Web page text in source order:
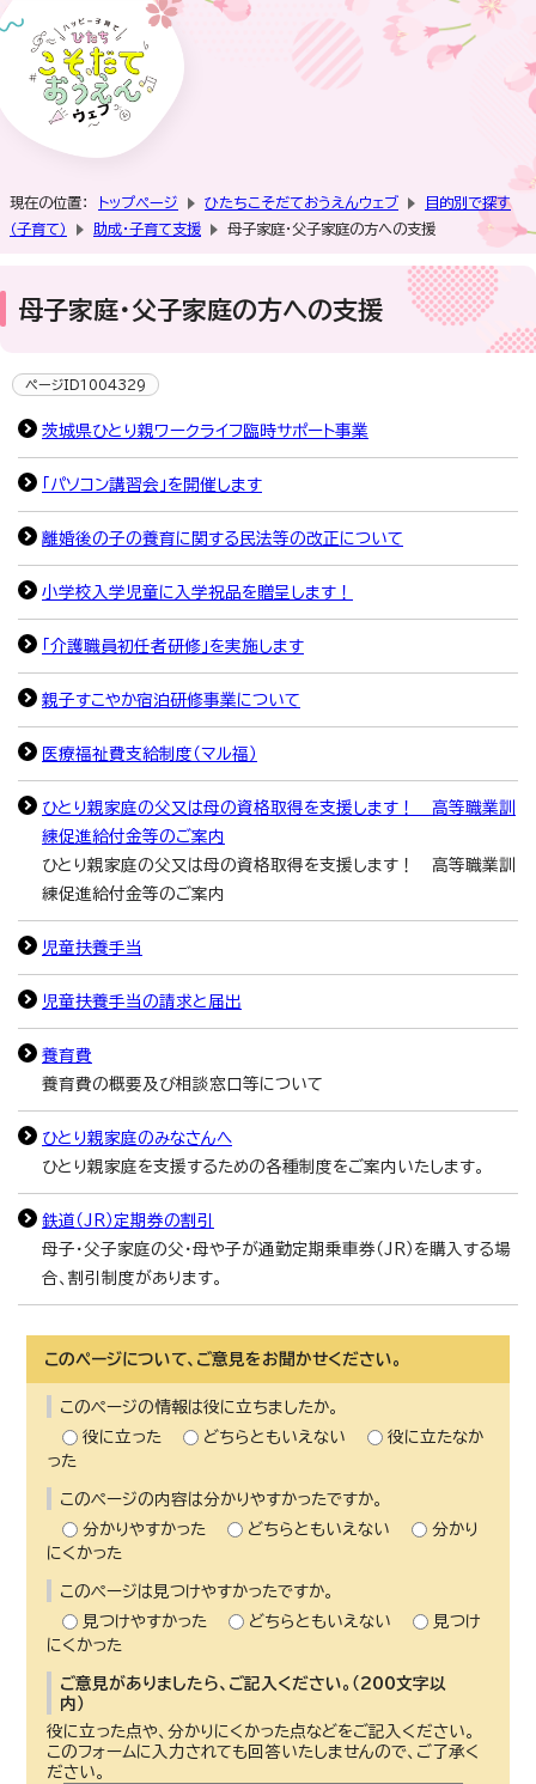
現在の位置： トップページ ひたちこそだておうえんウェブ
目的別で探す
（子育て）
助成・子育て支援 母子家庭・父子家庭の方への支援
母子家庭・父子家庭の方への支援
ページID1004329
茨城県ひとり親ワークライフ臨時サポート事業
「パソコン講習会」を開催します
離婚後の子の養育に関する民法等の改正について
小学校入学児童に入学祝品を贈呈します！
「介護職員初任者研修」を実施します
親子すこやか宿泊研修事業について
医療福祉費支給制度（マル福）
ひとり親家庭の父又は母の資格取得を支援します！ 高等職業訓
練促進給付金等のご案内
ひとり親家庭の父又は母の資格取得を支援します！ 高等職業訓
練促進給付金等のご案内
児童扶養手当
児童扶養手当の請求と届出
養育費
養育費の概要及び相談窓口等について
ひとり親家庭のみなさんへ
ひとり親家庭を支援するための各種制度をご案内いたします。
鉄道（JR）定期券の割引
母子・父子家庭の父・母や子が通勤定期乗車券（JR）を購入する場
合、割引制度があります。
このページについて、ご意見をお聞かせください。
このページの情報は役に立ちましたか。
役に立った
どちらともいえない
役に立たなか
った
このページの内容は分かりやすかったですか。
分かりやすかった
どちらともいえない
分かり
にくかった
このページは見つけやすかったですか。
見つけやすかった
どちらともいえない
見つけ
にくかった
ご意見がありましたら、ご記入ください。（200文字以
内）
役に立った点や、分かりにくかった点などをご記入ください。
このフォームに入力されても回答いたしませんので、ご了承く
ださい。